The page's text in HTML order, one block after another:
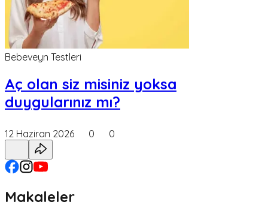
Bebeveyn Testleri
Aç olan siz misiniz yoksa
duygularınız mı?
12 Haziran 2026 0 0
Makaleler